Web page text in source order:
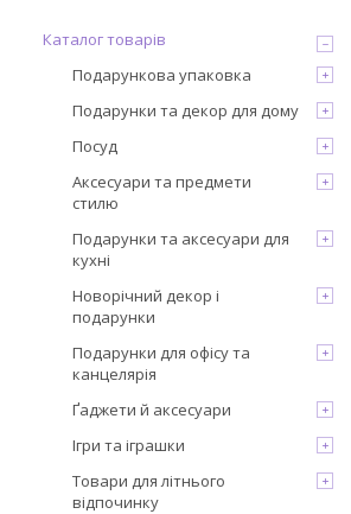
Каталог товарів
Подарункова упаковка
Подарунки та декор для дому
Посуд
Аксесуари та предмети
стилю
Подарунки та аксесуари для
кухні
Новорічний декор і
подарунки
Подарунки для офісу та
канцелярія
Ґаджети й аксесуари
Ігри та іграшки
Товари для літнього
відпочинку